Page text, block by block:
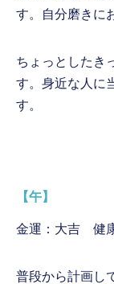
す。自分磨きに
ちょっとしたき
す。身近な人に
す。
【午】
金運：大吉 健
普段から計画し